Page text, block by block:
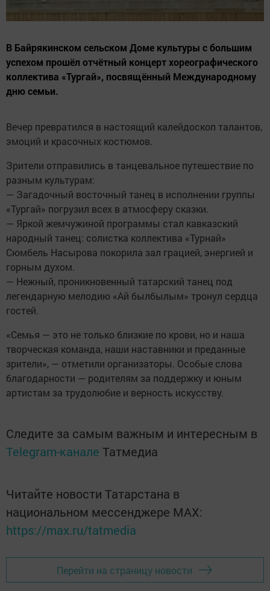
В Байрякинском сельском Доме культуры с большим
успехом прошёл отчётный концерт хореографического
коллектива «Тургай», посвящённый Международному
дню семьи.
Вечер превратился в настоящий калейдоскоп талантов,
эмоций и красочных костюмов.
Зрители отправились в танцевальное путешествие по
разным культурам:
— Загадочный восточный танец в исполнении группы
«Тургай» погрузил всех в атмосферу сказки.
— Яркой жемчужиной программы стал кавказский
народный танец: солистка коллектива «Турнай»
Сюмбель Насырова покорила зал грацией, энергией и
горным духом.
— Нежный, проникновенный татарский танец под
легендарную мелодию «Ай былбылым» тронул сердца
гостей.
«Семья — это не только близкие по крови, но и наша
творческая команда, наши наставники и преданные
зрители», — отметили организаторы. Особые слова
благодарности — родителям за поддержку и юным
артистам за трудолюбие и верность искусству.
Следите за самым важным и интересным в
Telegram-канале Татмедиа
Читайте новости Татарстана в
национальном мессенджере MАХ:
https://max.ru/tatmedia
Перейти на страницу новости